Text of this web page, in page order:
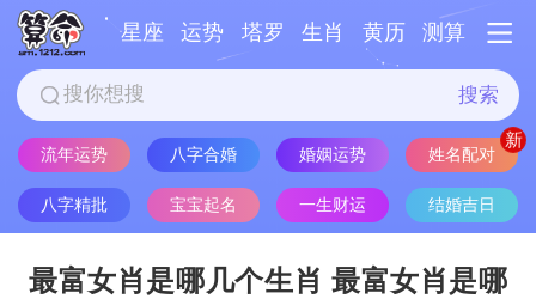
星座 运势 塔罗 生肖 黄历 测算
搜索
流年运势 八字合婚 婚姻运势 姓名配对
八字精批 宝宝起名 一生财运 结婚吉日
最富女肖是哪几个生肖 最富女肖是哪